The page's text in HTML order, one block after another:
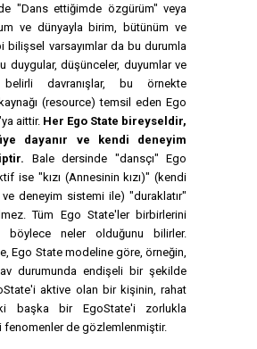
"Dans ettiğimde özgürüm" veya
ve dünyayla birim, bütünüm ve
bilişsel varsayımlar da bu durumla
duygular, düşünceler, duyumlar ve
belirli davranışlar, bu örnekte
(resource) temsil eden Ego
aittir. Her Ego State bireyseldir,
dayanır ve kendi deneyim
Bale dersinde "dansçı" Ego
ise "kızı (Annesinin kızı)" (kendi
ve deneyim sistemi ile) "duraklatır"
Tüm Ego State'ler birbirlerini
böylece neler olduğunu bilirler.
Ego State modeline göre, örneğin,
durumunda endişeli bir şekilde
aktive olan bir kişinin, rahat
başka bir EgoState'i zorlukla
fenomenler de gözlemlenmiştir.